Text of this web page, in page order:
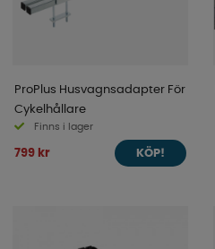
ProPlus Husvagnsadapter För
Cykelhållare
Finns i lager
799 kr KÖP!